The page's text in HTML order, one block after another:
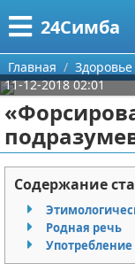
24Симба
Меню
Главная
Категории
Государство и
Причинение
Иммиграция
Здоровье и
Поиск
О проекте
Контакты
Сотрудничество
Главная
11-12-2018 02:01
Содержание
Родная речь
Употребление